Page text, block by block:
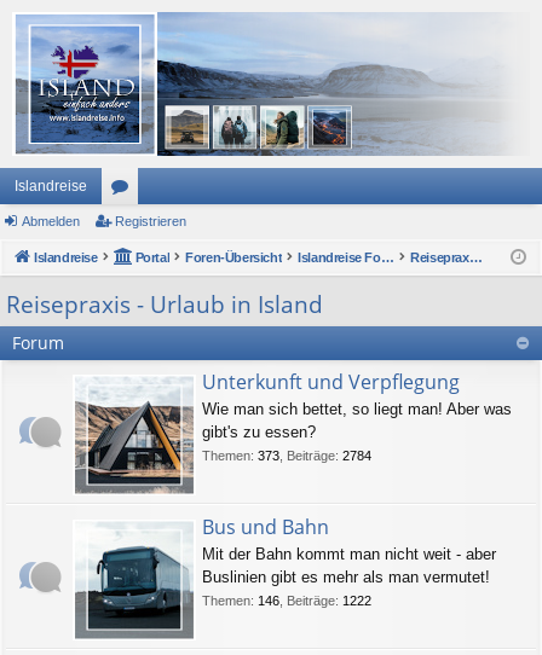
Islandreise
or
en
Abmelden Registrieren
Islandreise Portal Foren-Übersicht Islandreise Forum Reisepraxis - Urlaub in Island
Reisepraxis - Urlaub in Island
Forum
Unterkunft und Verpflegung
Wie man sich bettet, so liegt man! Aber was
gibt's zu essen?
Themen: 373 Beiträge: 2784
Bus und Bahn
Mit der Bahn kommt man nicht weit - aber
Buslinien gibt es mehr als man vermutet!
Themen: 146 Beiträge: 1222